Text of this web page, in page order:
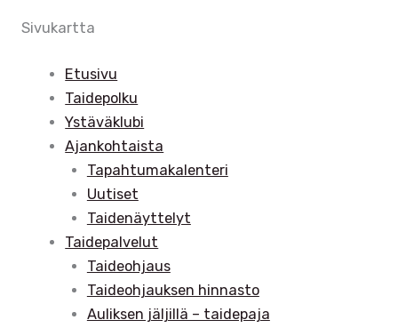
Sivukartta
Etusivu
Taidepolku
Ystäväklubi
Ajankohtaista
Tapahtumakalenteri
Uutiset
Taidenäyttelyt
Taidepalvelut
Taideohjaus
Taideohjauksen hinnasto
Auliksen jäljillä – taidepaja